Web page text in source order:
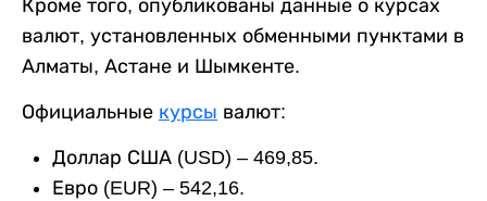
Кроме того, опубликованы данные о курсах
валют, установленных обменными пунктами в
Алматы, Астане и Шымкенте.
Официальные курсы валют:
Доллар США (USD) – 469,85.
Евро (EUR) – 542,16.